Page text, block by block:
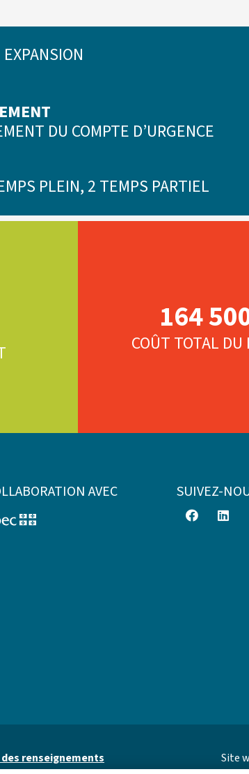
EXPANSION
DU COMPTE D’URGENCE
PLEIN, 2 TEMPS PARTIEL
164
COÛT TOTAL DU
AVEC SUIVEZ-
renseignements
Site